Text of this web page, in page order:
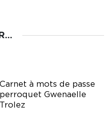
Carnet à mots de passe
perroquet Gwenaelle
Trolez